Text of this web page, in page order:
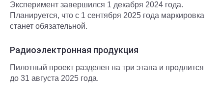
Эксперимент завершился 1 декабря 2024 года.
Планируется, что с 1 сентября 2025 года маркировка
станет обязательной.
Радиоэлектронная продукция
Пилотный проект разделен на три этапа и продлится
до 31 августа 2025 года.